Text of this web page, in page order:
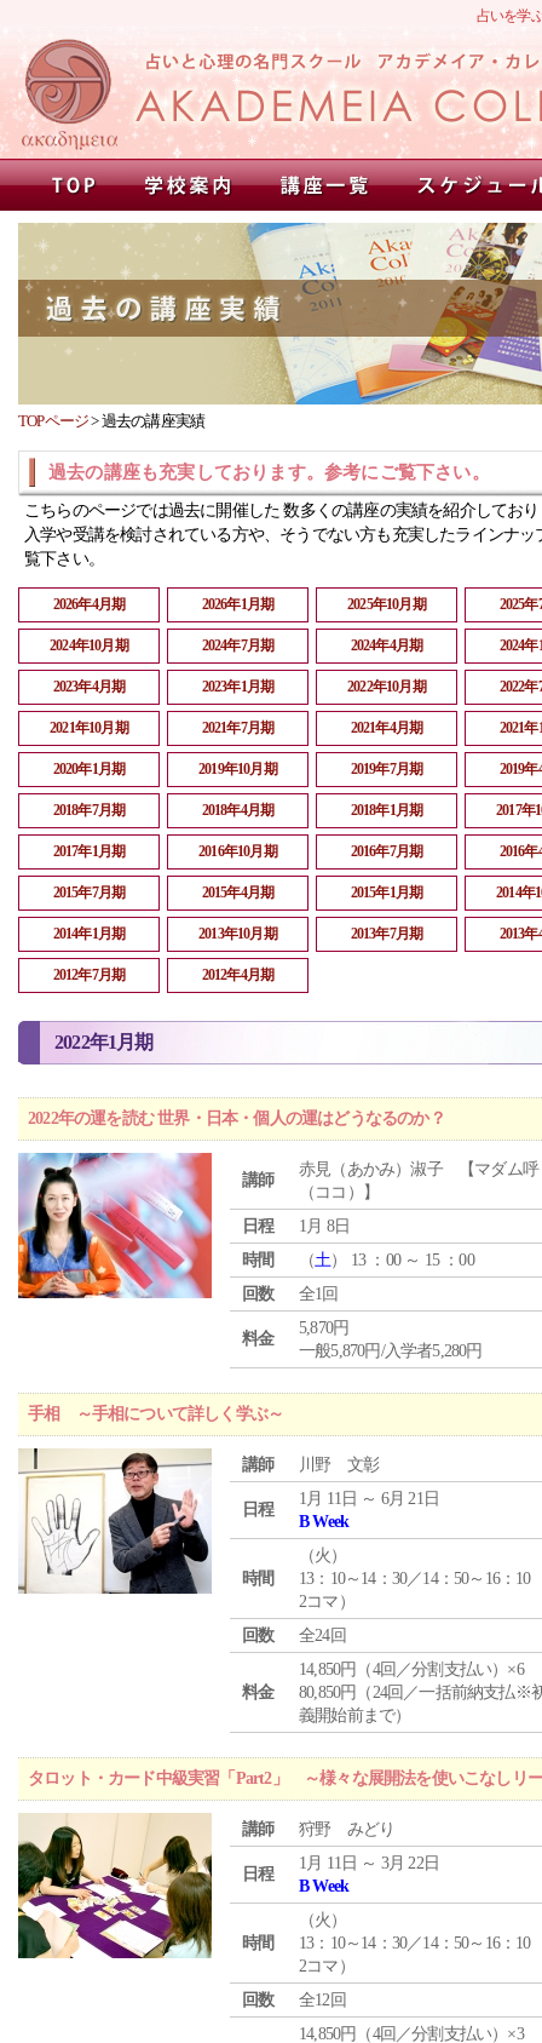
占いを学
TOPページ>過去の講座実績
過去の講座も充実しております。参考にご覧下さい。
こちらのページでは過去に開催した 数多くの講座の実績を紹介してお
入学や受講を検討されている方や、そうでない方も充実したラインナッ
覧下さい。
2026年4月期 2026年1月期 2025年10月期 2025
2024年10月期 2024年7月期 2024年4月期 2024
2023年4月期 2023年1月期 2022年10月期 2022
2021年10月期 2021年7月期 2021年4月期 2021
2020年1月期 2019年10月期 2019年7月期 2019
2018年7月期 2018年4月期 2018年1月期 2017年
2017年1月期 2016年10月期 2016年7月期 2016
2015年7月期 2015年4月期 2015年1月期 2014年
2014年1月期 2013年10月期 2013年7月期 2013
2012年7月期 2012年4月期
2022年1月期
2022年の運を読む 世界・日本・個人の運はどうなるのか？
講師
赤見（あかみ）淑子 【マダム呼
（ココ）】
日程
1月 8日
時間
（土） 13 ：00 ～ 15 ：00
回数
全1回
料金
5,870円
一般5,870円/入学者5,280円
手相 ～手相について詳しく学ぶ～
講師 川野 文彰
日程
1月 11日 ～ 6月 21日
B Week
時間
（火 ）
13：10～14：30／14：50～16：10
2コマ）
回数
全24回
料金
14,850円（4回／分割支払い）×6
80,850円（24回／一括前納支払※
義開始前まで）
タロット・カード中級実習「Part2」 ～様々な展開法を使いこなしリ
講師 狩野 みどり
日程
1月 11日 ～ 3月 22日
B Week
時間
（火 ）
13：10～14：30／14：50～16：10
2コマ）
回数
全12回
14,850円（4回／分割支払い）×3